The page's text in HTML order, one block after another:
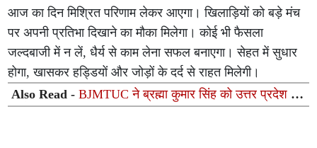
आज का दिन मिश्रित परिणाम लेकर आएगा। खिलाड़ियों को बड़े मंच
पर अपनी प्रतिभा दिखाने का मौका मिलेगा। कोई भी फैसला
जल्दबाजी में न लें, धैर्य से काम लेना सफल बनाएगा। सेहत में सुधार
होगा, खासकर हड्डियों और जोड़ों के दर्द से राहत मिलेगी।
Also Read -BJMTUC ने ब्रह्मा कुमार सिंह को उत्तर प्रदेश का
प्रदेश महासचिव नियुक्त किया